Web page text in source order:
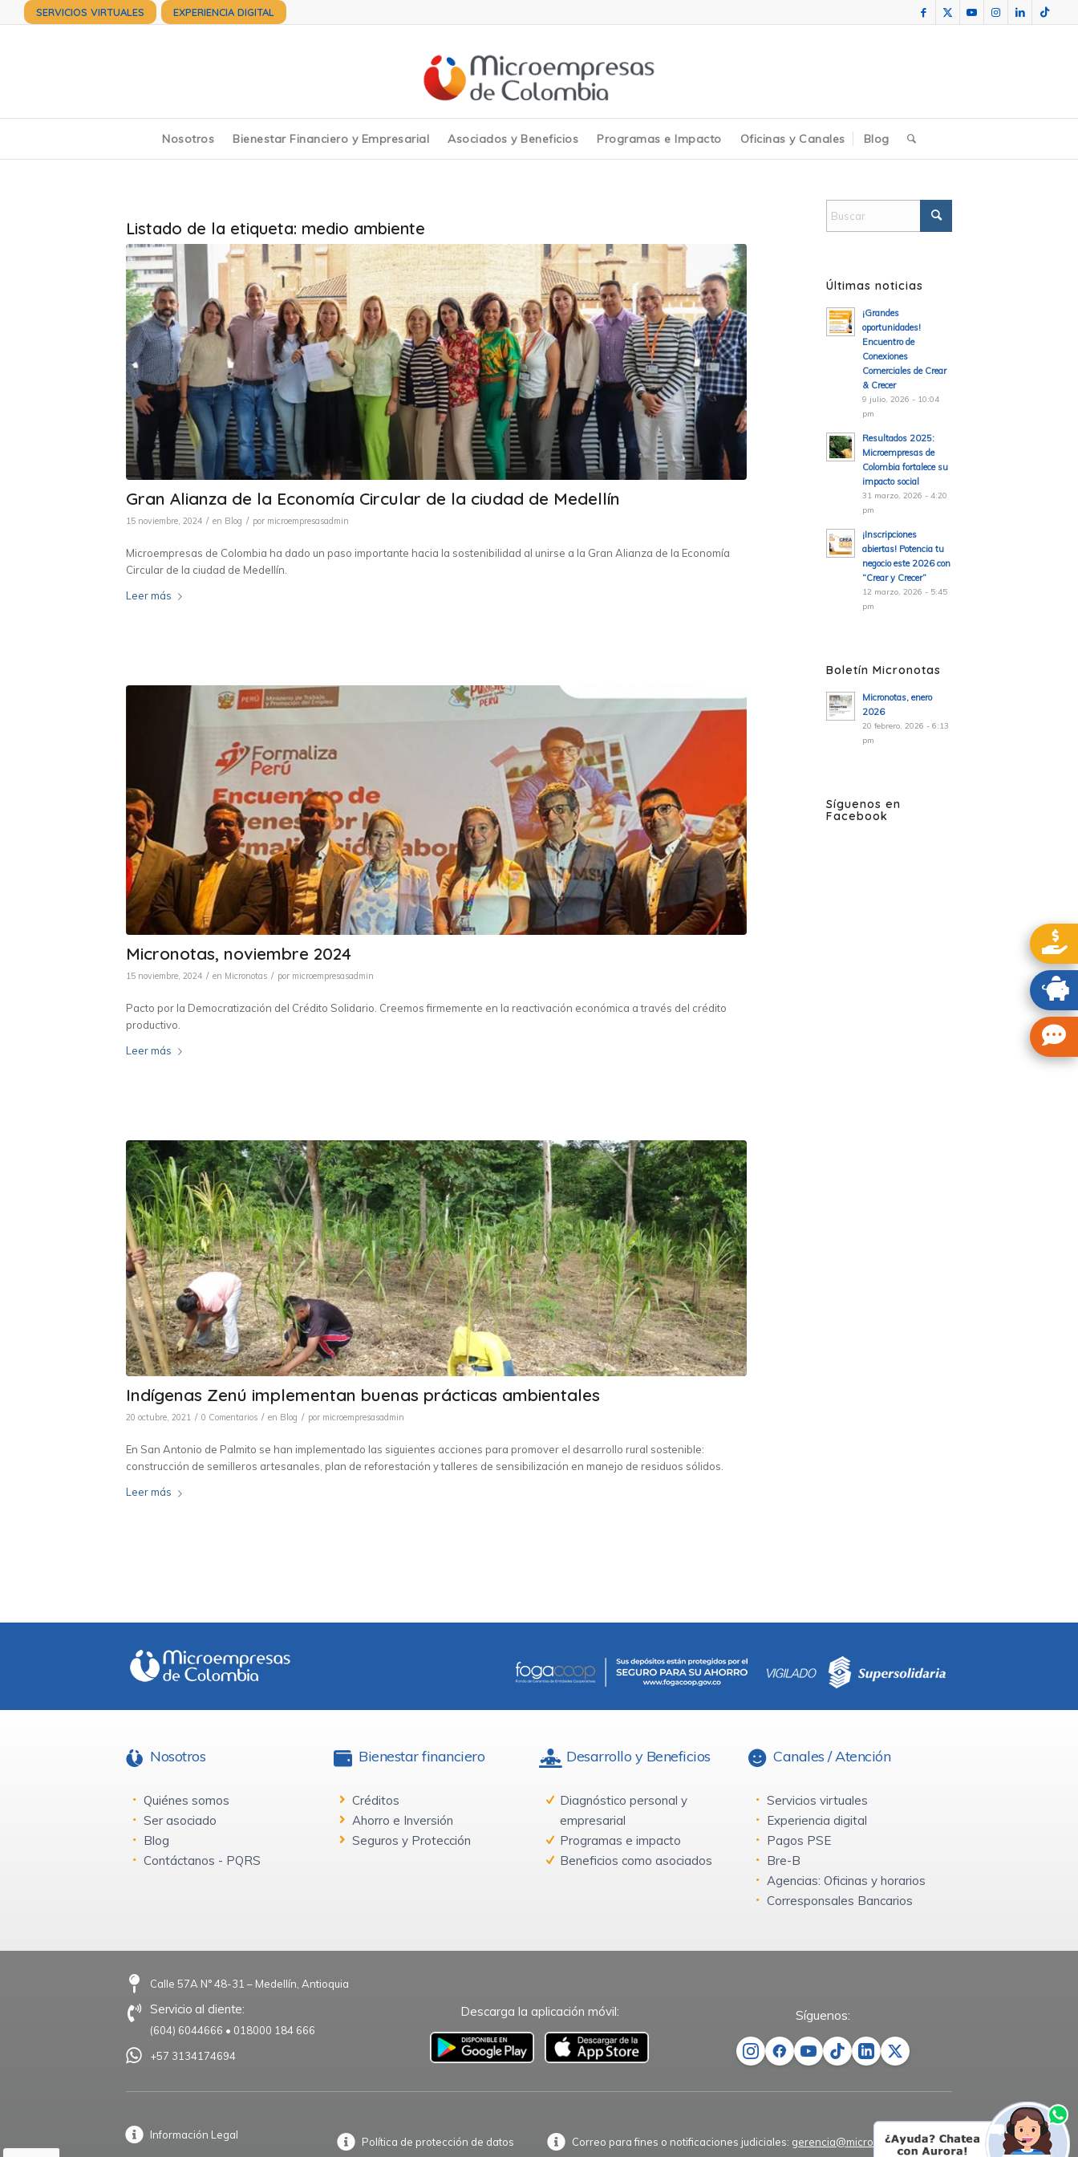
SERVICIOS VIRTUALES EXPERIENCIA DIGITAL
Nosotros Bienestar Financiero y Empresarial Asociados y Beneficios Programas e Impacto Oficinas y Canales Blog
Listado de la etiqueta: medio ambiente
Gran Alianza de la Economía Circular de la ciudad de Medellín
15 noviembre, 2024 / en Blog / por microempresasadmin
Microempresas de Colombia ha dado un paso importante hacia la sostenibilidad al unirse a la Gran Alianza de la Economía
Circular de la ciudad de Medellín.
Leer más
Micronotas, noviembre 2024
15 noviembre, 2024 / en Micronotas / por microempresasadmin
Pacto por la Democratización del Crédito Solidario. Creemos firmemente en la reactivación económica a través del crédito
productivo.
Leer más
Indígenas Zenú implementan buenas prácticas ambientales
20 octubre, 2021 / 0 Comentarios / en Blog / por microempresasadmin
En San Antonio de Palmito se han implementado las siguientes acciones para promover el desarrollo rural sostenible:
construcción de semilleros artesanales, plan de reforestación y talleres de sensibilización en manejo de residuos sólidos.
Leer más
Últimas noticias
¡Grandes
oportunidades!
Encuentro de
Conexiones
Comerciales de Crear
& Crecer
9 julio, 2026 - 10:04
pm
Resultados 2025:
Microempresas de
Colombia fortalece su
impacto social
31 marzo, 2026 - 4:20
pm
¡Inscripciones
abiertas! Potencia tu
negocio este 2026 con
“Crear y Crecer”
12 marzo, 2026 - 5:45
pm
Boletín Micronotas
Micronotas, enero
2026
20 febrero, 2026 - 6:13
pm
Síguenos en
Facebook
Nosotros
Quiénes somos
Ser asociado
Blog
Contáctanos - PQRS
Bienestar financiero
Créditos
Ahorro e Inversión
Seguros y Protección
Desarrollo y Beneficios
Diagnóstico personal y
empresarial
Programas e impacto
Beneficios como asociados
Canales / Atención
Servicios virtuales
Experiencia digital
Pagos PSE
Bre-B
Agencias: Oficinas y horarios
Corresponsales Bancarios
Calle 57A N° 48-31 – Medellín, Antioquia
Servicio al cliente:
(604) 6044666 • 018000 184 666
+57 3134174694
Descarga la aplicación móvil: Síguenos:
Información Legal
Política de protección de datos Correo para fines o notificaciones judiciales: gerencia@microempresas.co